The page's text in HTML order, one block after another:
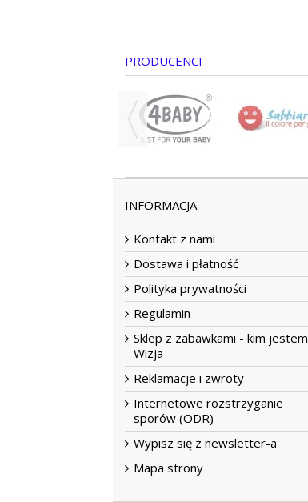
PRODUCENCI
INFORMACJA
Kontakt z nami
Dostawa i płatność
Polityka prywatności
Regulamin
Sklep z zabawkami - kim
Wizja
Reklamacje i zwroty
Internetowe rozstrzyganie
sporów (ODR)
Wypisz się z newsletter-a
Mapa strony